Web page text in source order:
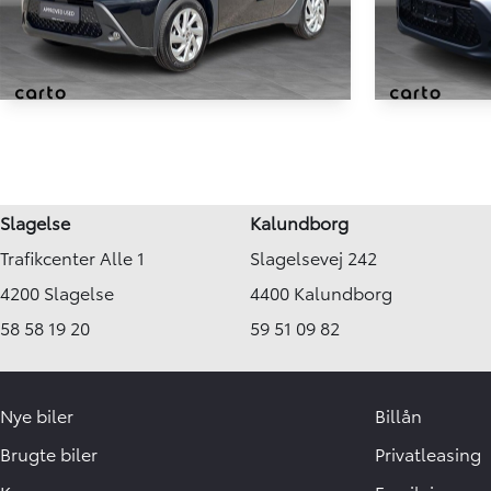
Nej
-
Tankstørrelse
9.000 km
2025
Benzin
KONTANT 149.900KR. KONTANT
Slagelse
Trafikcenter Alle 1
4200 Slagelse
58 58 19 20
Kalundborg
Slagelsevej 242
4400 Kalundborg
59 51 09 82
Nye biler
Brugte biler
Billån
Privatleasing